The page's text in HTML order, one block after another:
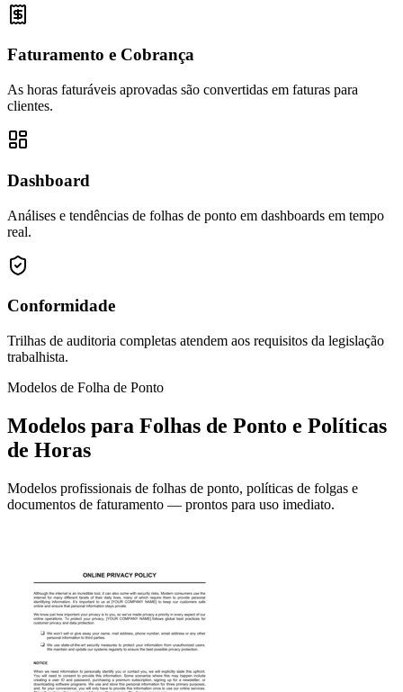
Faturamento e Cobrança
As horas faturáveis aprovadas são convertidas em faturas para
clientes.
Dashboard
Análises e tendências de folhas de ponto em dashboards em tempo
real.
Conformidade
Trilhas de auditoria completas atendem aos requisitos da legislação
trabalhista.
Modelos de Folha de Ponto
Modelos para Folhas de Ponto e Políticas
de Horas
Modelos profissionais de folhas de ponto, políticas de folgas e
documentos de faturamento — prontos para uso imediato.